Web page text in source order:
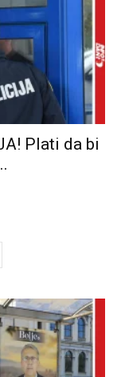
Plati da bi